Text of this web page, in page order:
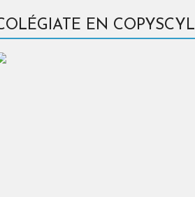
EN COPYSCYL